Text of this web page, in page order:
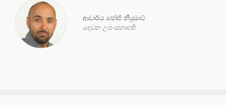
ආචාර්ය ජෝජ් නියුමාට්
දෙවන උප-සභාපති